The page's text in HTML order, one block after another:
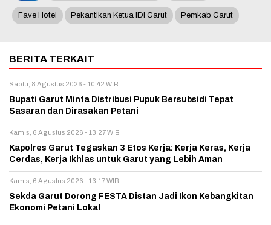
Fave Hotel Pekantikan Ketua IDI Garut Pemkab Garut
BERITA TERKAIT
Sabtu, 8 Agustus 2026 - 10:42 WIB
Bupati Garut Minta Distribusi Pupuk Bersubsidi Tepat
Sasaran dan Dirasakan Petani
Kamis, 6 Agustus 2026 - 13:27 WIB
Kapolres Garut Tegaskan 3 Etos Kerja: Kerja Keras, Kerja
Cerdas, Kerja Ikhlas untuk Garut yang Lebih Aman
Kamis, 6 Agustus 2026 - 13:17 WIB
Sekda Garut Dorong FESTA Distan Jadi Ikon Kebangkitan
Ekonomi Petani Lokal